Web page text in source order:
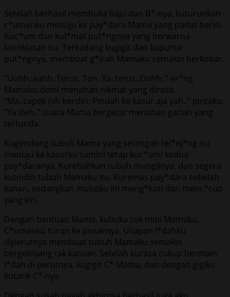
Setelah berhasil membuka baju dan B*-nya, kuturunkan
c*umanku menuju ke pay*dara Mama yang padat berisi.
Kuc*um dan kul*mat put*ngnya yang berwarna
kecoklatan itu. Terkadang kugigit dan kupuntir
put*ngnya, membuat g*irah Mamaku semakin berkobar.
“Uuhh..aahh..Terus, Ton. Ya..terus..Oohh..” er*ng
Mamaku demi menahan nikmat yang dirasa.
“Ma..capek nih berdiri. Pindah ke kasur aja yah..” pintaku.
“Ya deh..” suara Mama bergetar menahan gariah yang
tertunda.
Kugendong tubuh Mama yang setengah tel*nj*ng itu
menuju ke kasurku sambil tetap kuc*umi kedua
pay*daranya. Kurebahkan tubuh mungilnya, dan segera
kutindih tubuh Mamaku itu. Kuremas pay*dara sebelah
kanan, sedangkan mulutku ini meng*lum dan menc*cup
yang kiri.
Dengan bantuan Mama, kubuka rok mini Mamaku.
C*umanku turun ke pusarnya. Usapan l*dahku
diperutnya membuat tubuh Mamaku semakin
bergelinjang tak karuan. Setelah kurasa cukup bermain
l*dah di perutnya, kugigit C* Mama, dan dengan gigiku
kutarik C*-nya.